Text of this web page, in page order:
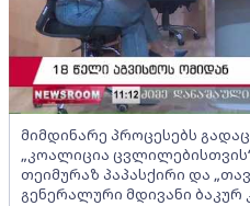
მიმდინარე პროცესებს
„კოალიცია
თეიმურაზ პაპასქირი და
გენერალური მდივანი ბაკურ